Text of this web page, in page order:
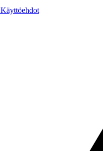
Käyttöehdot